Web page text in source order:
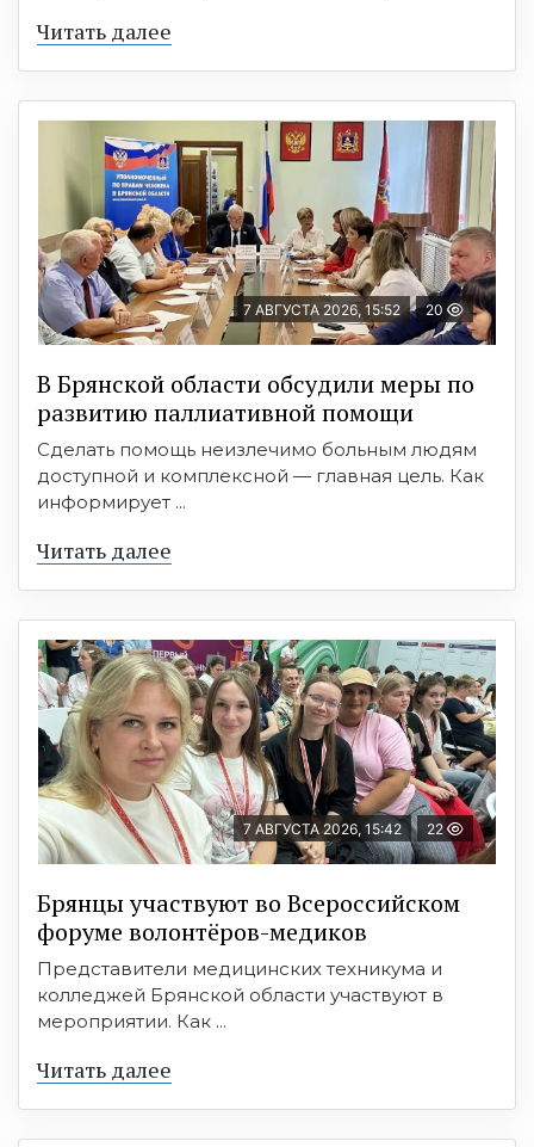
Читать далее
7 АВГУСТА 2026, 15:52 20
В Брянской области обсудили меры по
развитию паллиативной помощи
Сделать помощь неизлечимо больным людям
доступной и комплексной — главная цель. Как
информирует ...
Читать далее
7 АВГУСТА 2026, 15:42 22
Брянцы участвуют во Всероссийском
форуме волонтёров-медиков
Представители медицинских техникума и
колледжей Брянской области участвуют в
мероприятии. Как ...
Читать далее